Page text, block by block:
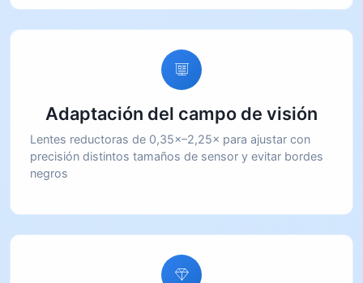
Adaptación del campo de visión
Lentes reductoras de 0,35×–2,25× para ajustar con
precisión distintos tamaños de sensor y evitar bordes
negros